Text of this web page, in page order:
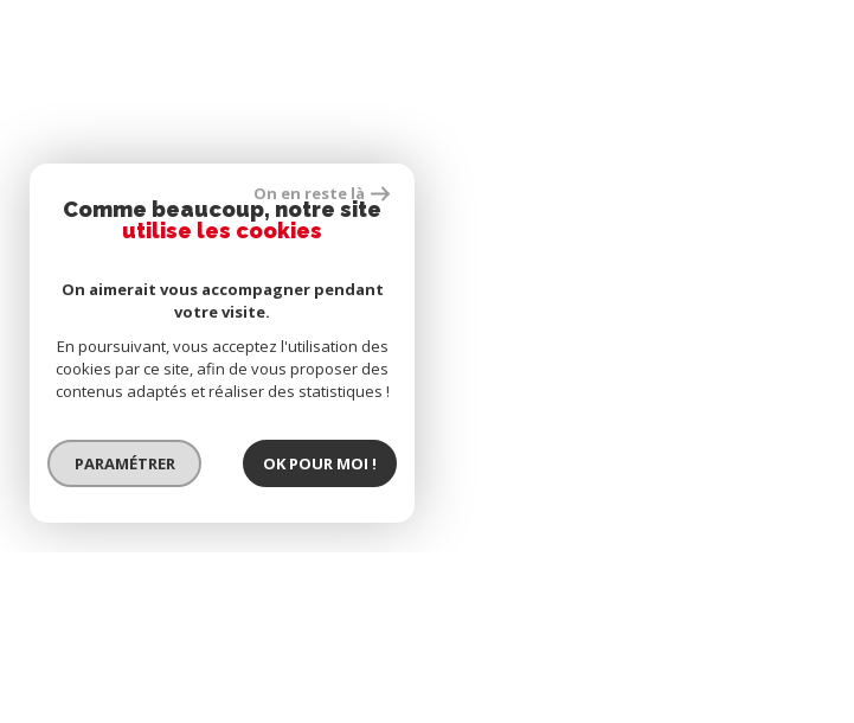
On en reste là
Comme beaucoup, notre site
utilise les cookies
On aimerait vous accompagner pendant
votre visite.
En poursuivant, vous acceptez l'utilisation des
cookies par ce site, afin de vous proposer des
contenus adaptés et réaliser des statistiques !
PARAMÉTRER OK POUR MOI !